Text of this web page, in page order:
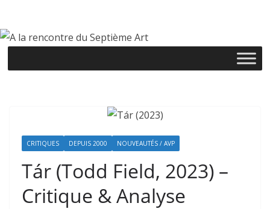
contenu
CRITIQUES DEPUIS 2000 NOUVEAUTÉS / AVP
Tár (Todd Field, 2023) –
Critique & Analyse